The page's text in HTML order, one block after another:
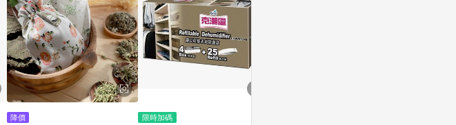
降價 限時加碼